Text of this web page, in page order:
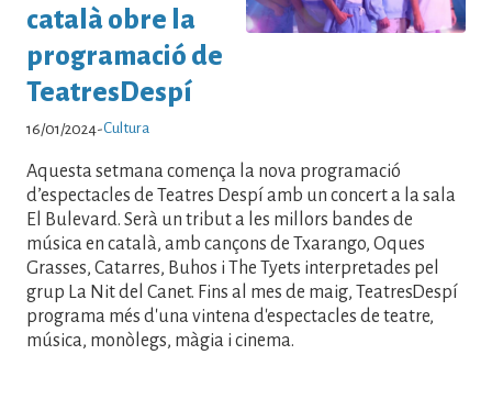
català obre la
programació de
TeatresDespí
16/01/2024-Cultura
Aquesta setmana comença la nova programació
d’espectacles de Teatres Despí amb un concert a la sala
El Bulevard. Serà un tribut a les millors bandes de
música en català, amb cançons de Txarango, Oques
Grasses, Catarres, Buhos i The Tyets interpretades pel
grup La Nit del Canet. Fins al mes de maig, TeatresDespí
programa més d'una vintena d'espectacles de teatre,
música, monòlegs, màgia i cinema.